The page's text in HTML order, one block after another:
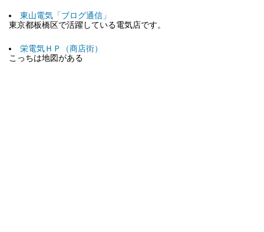
東山電気「ブログ通信」
東京都板橋区で活躍している電気店です。
栄電気ＨＰ（商店街）
こっちは地図がある